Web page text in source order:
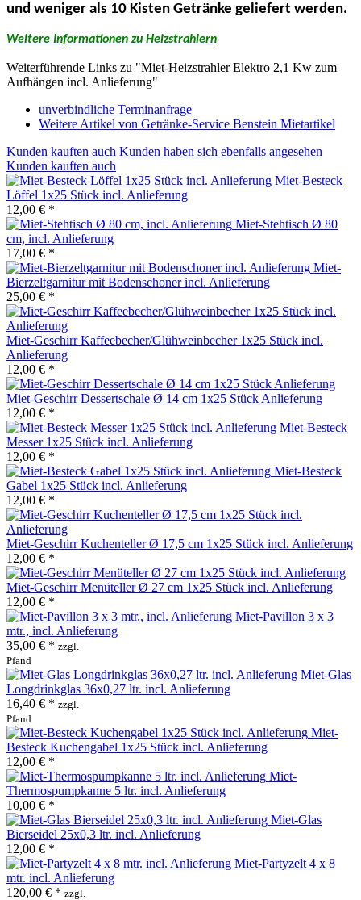
und weniger als 10 Kisten Getränke geliefert werden.
Weitere Informationen zu Heizstrahlern
Weiterführende Links zu "Miet-Heizstrahler Elektro 2,1 Kw zum
Aufhängen incl. Anlieferung"
unverbindliche Terminanfrage
Weitere Artikel von Getränke-Service Benstein Mietartikel
Kunden kauften auch Kunden haben sich ebenfalls angesehen
Kunden kauften auch
Miet-Besteck
Löffel 1x25 Stück incl. Anlieferung
12,00 € *
Miet-Stehtisch Ø 80
cm, incl. Anlieferung
17,00 € *
Miet-
Bierzeltgarnitur mit Bodenschoner incl. Anlieferung
25,00 € *
Miet-Geschirr Kaffeebecher/Glühweinbecher 1x25 Stück incl.
Anlieferung
12,00 € *
Miet-Geschirr Dessertschale Ø 14 cm 1x25 Stück Anlieferung
12,00 € *
Miet-Besteck
Messer 1x25 Stück incl. Anlieferung
12,00 € *
Miet-Besteck
Gabel 1x25 Stück incl. Anlieferung
12,00 € *
Miet-Geschirr Kuchenteller Ø 17,5 cm 1x25 Stück incl. Anlieferung
12,00 € *
Miet-Geschirr Menüteller Ø 27 cm 1x25 Stück incl. Anlieferung
12,00 € *
Miet-Pavillon 3 x 3
mtr., incl. Anlieferung
35,00 € * zzgl.
Pfand
Miet-Glas
Longdrinkglas 36x0,27 ltr. incl. Anlieferung
16,40 € * zzgl.
Pfand
Miet-
Besteck Kuchengabel 1x25 Stück incl. Anlieferung
12,00 € *
Miet-
Thermospumpkanne 5 ltr. incl. Anlieferung
10,00 € *
Miet-Glas
Bierseidel 25x0,3 ltr. incl. Anlieferung
12,00 € *
Miet-Partyzelt 4 x 8
mtr. incl. Anlieferung
120,00 € * zzgl.